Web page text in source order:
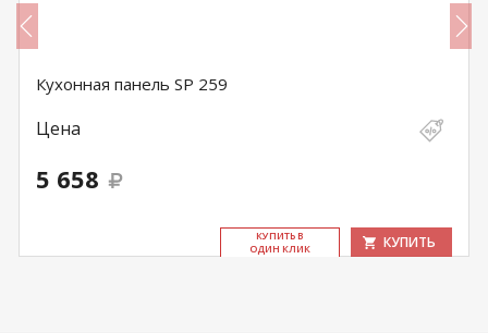
Кухонная панель SP 259
Цена
5 658
КУ­ПИТЬ В
ОДИН КЛИК
КУПИТЬ